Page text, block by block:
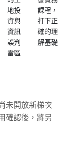
地投
資與
資訊
誤判
雷區
課程，
打下正
確的理
解基礎
未開放新梯次
確認後，將另